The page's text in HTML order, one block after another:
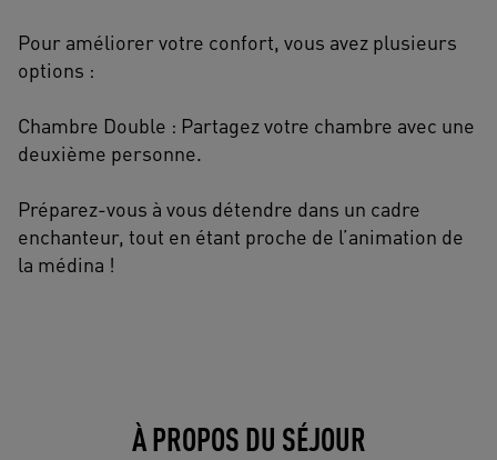
Pour améliorer votre confort, vous avez plusieurs
options :
Chambre Double : Partagez votre chambre avec une
deuxième personne.
Préparez-vous à vous détendre dans un cadre
enchanteur, tout en étant proche de l’animation de
la médina !
À PROPOS DU SÉJOUR